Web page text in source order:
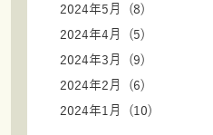
2024年5月 (8)
2024年4月 (5)
2024年3月 (9)
2024年2月 (6)
2024年1月 (10)